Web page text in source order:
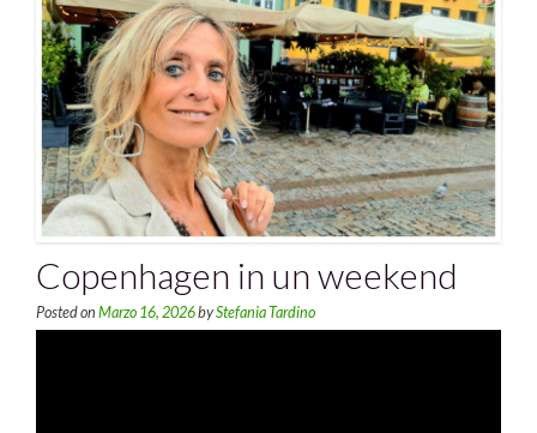
Copenhagen in un weekend
Posted on Marzo 16, 2026byStefania Tardino